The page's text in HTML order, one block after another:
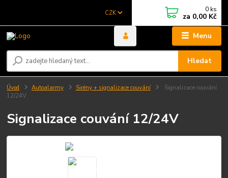
Menu
CZK
Hledat
0 ks
za 0,00 Kč
Úvod Autoalarmy Sirény + signalizace couvání
Signalizace couvání
12/24V
Signalizace couvání 12/24V